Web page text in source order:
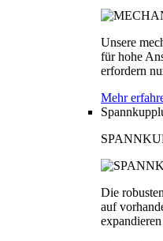
Unsere
für hohe
erfordern
Mehr
Die
auf